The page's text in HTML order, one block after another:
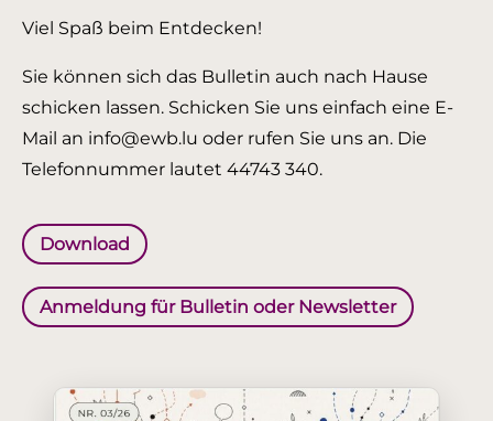
Viel Spaß beim Entdecken!
Sie können sich das Bulletin auch nach Hause
schicken lassen. Schicken Sie uns einfach eine E-
Mail an info@ewb.lu oder rufen Sie uns an. Die
Telefonnummer lautet 44743 340.
Download
Anmeldung für Bulletin oder Newsletter